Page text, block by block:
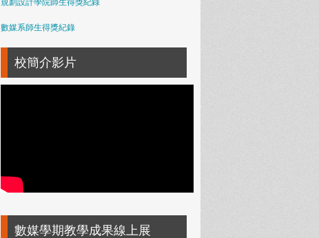
規劃設計學院師生得獎紀錄
數媒系師生得獎紀錄
校簡介影片
數媒學期教學成果線上展